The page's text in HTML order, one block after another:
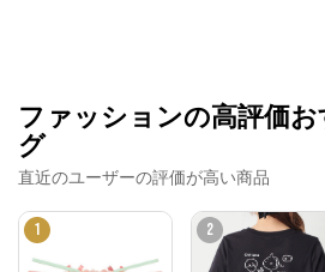
ファッションの高評価
グ
直近のユーザーの評価が高い商品
1 2